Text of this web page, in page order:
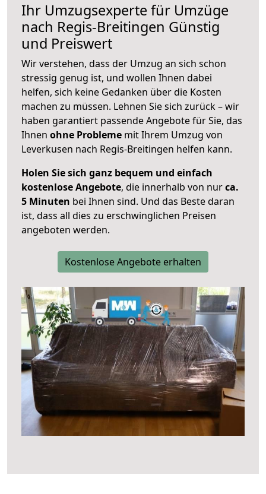
Ihr Umzugsexperte für Umzüge
nach Regis-Breitingen Günstig
und Preiswert
Wir verstehen, dass der Umzug an sich schon
stressig genug ist, und wollen Ihnen dabei
helfen, sich keine Gedanken über die Kosten
machen zu müssen. Lehnen Sie sich zurück – wir
haben garantiert passende Angebote für Sie, das
Ihnen ohne Probleme mit Ihrem Umzug von
Leverkusen nach Regis-Breitingen helfen kann.
Holen Sie sich ganz bequem und einfach
kostenlose Angebote, die innerhalb von nurca.
5 Minuten bei Ihnen sind. Und das Beste daran
ist, dass all dies zu erschwinglichen Preisen
angeboten werden.
Kostenlose Angebote erhalten